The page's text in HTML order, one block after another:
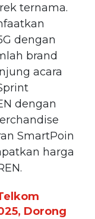
ternama.
dengan
brand
acara
dengan
SmartPoin
harga
Dorong